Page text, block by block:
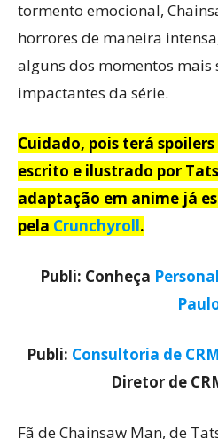
tormento emocional,
horrores de maneira
alguns dos momentos mais
impactantes da série.
Cuidado, pois terá
escrito e ilustrado por
adaptação em anime já
pela Crunchyroll.
Publi: Conheça
Publi: Consultoria de CRM
Diretor de
Fã de Chainsaw Man, de